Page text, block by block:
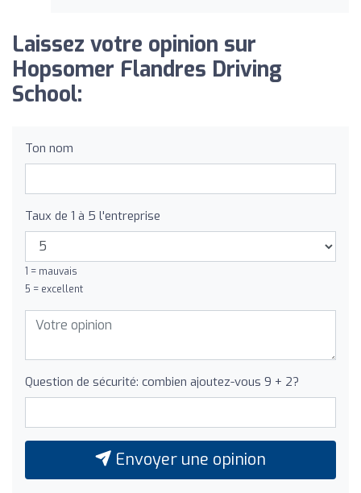
Laissez votre opinion sur
Hopsomer Flandres Driving
School:
Ton nom
Taux de 1 à 5 l'entreprise
1 = mauvais
5 = excellent
Question de sécurité: combien ajoutez-vous 9 + 2?
Envoyer une opinion